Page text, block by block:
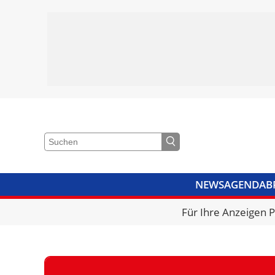
NEWSAGENDA
VIDEOSBIBLIOTHEK
Für Ihre Anzeigen